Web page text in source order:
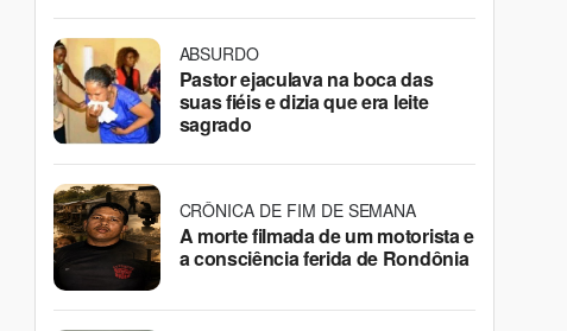
ABSURDO
Pastor ejaculava na boca das
suas fiéis e dizia que era leite
sagrado
CRÔNICA DE FIM DE SEMANA
A morte filmada de um motorista e
a consciência ferida de Rondônia